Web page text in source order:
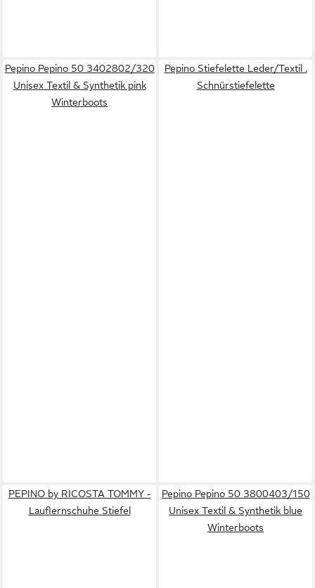
Pepino Pepino 50 3402802/320
Unisex Textil & Synthetik pink
Winterboots
Pepino Stiefelette Leder/Textil .
Schnürstiefelette
PEPINO by RICOSTA TOMMY -
Lauflernschuhe Stiefel
Pepino Pepino 50 3800403/150
Unisex Textil & Synthetik blue
Winterboots